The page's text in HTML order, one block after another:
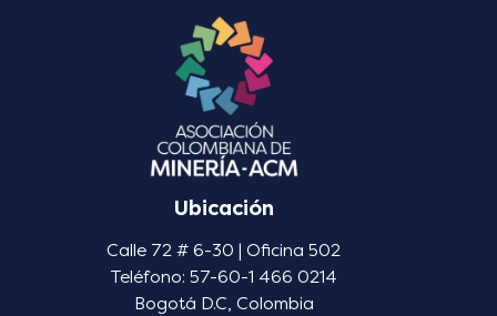
Ubicación
Calle 72 # 6-30 | Oficina 502
Teléfono: 57-60-1 466 0214
Bogotá D.C, Colombia